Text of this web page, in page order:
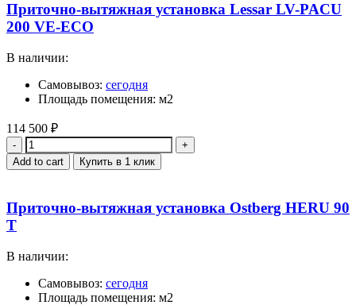
Приточно-вытяжная установка Lessar LV-PACU
200 VE-ECO
В наличии:
Самовывоз: сегодня
Площадь помещения: м2
114 500 ₽
Quantity
Add to cart Купить в 1 клик
Приточно-вытяжная установка Ostberg HERU 90
T
В наличии:
Самовывоз: сегодня
Площадь помещения: м2